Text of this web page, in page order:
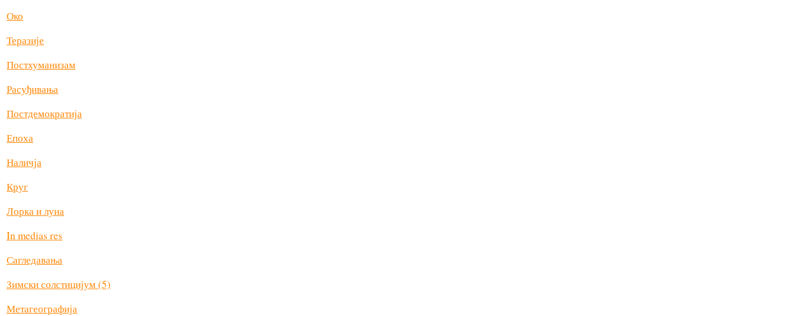
Око
Теразије
Постхуманизам
Расуђивања
Постдемократија
Епоха
Наличја
Круг
Лорка и луна
In medias res
Сагледавања
Зимски солстицијум (5)
Метагеографија